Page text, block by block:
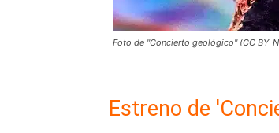
Foto de "Concierto geológico" (CC
Estreno de